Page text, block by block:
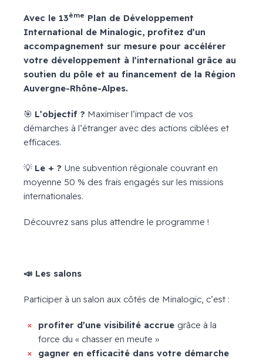
Avec le 13ème Plan de Développement
International de Minalogic, profitez d’un
accompagnement sur mesure pour accélérer
votre développement à l’international grâce au
soutien du pôle et au financement de la Région
Auvergne-Rhône-Alpes.
🎯 L’objectif ? Maximiser l’impact de vos
démarches à l’étranger avec des actions ciblées et
efficaces.
💡 Le + ? Une subvention régionale couvrant en
moyenne 50 % des frais engagés sur les missions
internationales.
Découvrez sans plus attendre le programme !
📣 Les salons
Participer à un salon aux côtés de Minalogic, c’est :
profiter d’une visibilité accrue grâce à la
force du « chasser en meute »
gagner en efficacité dans votre démarche